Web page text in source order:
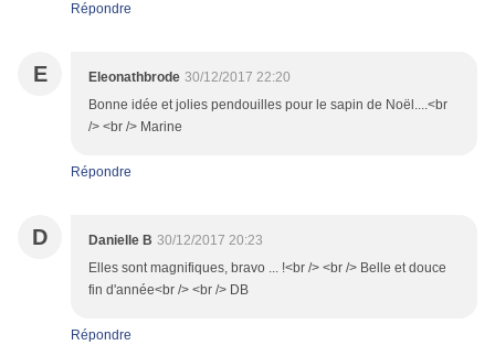
Répondre
E Eleonathbrode 30/12/2017 22:20
Bonne idée et jolies pendouilles pour le sapin de Noël....<br
/> <br /> Marine
Répondre
D Danielle B 30/12/2017 20:23
Elles sont magnifiques, bravo ... !<br /> <br /> Belle et douce
fin d'année<br /> <br /> DB
Répondre